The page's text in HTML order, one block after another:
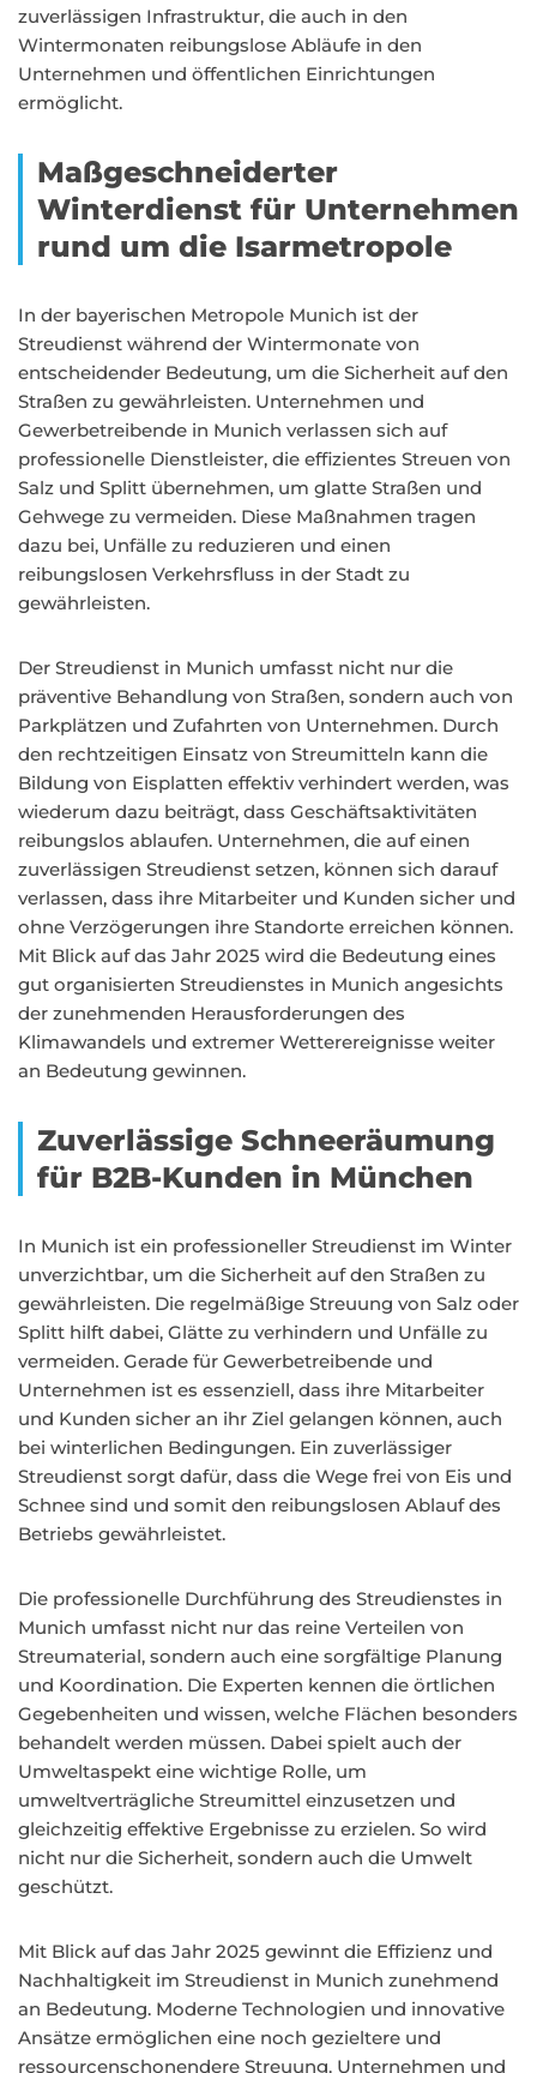
zuverlässigen Infrastruktur, die auch in den
Wintermonaten reibungslose Abläufe in den
Unternehmen und öffentlichen Einrichtungen
ermöglicht.
Maßgeschneiderter
Winterdienst für Unternehmen
rund um die Isarmetropole
In der bayerischen Metropole Munich ist der
Streudienst während der Wintermonate von
entscheidender Bedeutung, um die Sicherheit auf den
Straßen zu gewährleisten. Unternehmen und
Gewerbetreibende in Munich verlassen sich auf
professionelle Dienstleister, die effizientes Streuen von
Salz und Splitt übernehmen, um glatte Straßen und
Gehwege zu vermeiden. Diese Maßnahmen tragen
dazu bei, Unfälle zu reduzieren und einen
reibungslosen Verkehrsfluss in der Stadt zu
gewährleisten.
Der Streudienst in Munich umfasst nicht nur die
präventive Behandlung von Straßen, sondern auch von
Parkplätzen und Zufahrten von Unternehmen. Durch
den rechtzeitigen Einsatz von Streumitteln kann die
Bildung von Eisplatten effektiv verhindert werden, was
wiederum dazu beiträgt, dass Geschäftsaktivitäten
reibungslos ablaufen. Unternehmen, die auf einen
zuverlässigen Streudienst setzen, können sich darauf
verlassen, dass ihre Mitarbeiter und Kunden sicher und
ohne Verzögerungen ihre Standorte erreichen können.
Mit Blick auf das Jahr 2025 wird die Bedeutung eines
gut organisierten Streudienstes in Munich angesichts
der zunehmenden Herausforderungen des
Klimawandels und extremer Wetterereignisse weiter
an Bedeutung gewinnen.
Zuverlässige Schneeräumung
für B2B-Kunden in München
In Munich ist ein professioneller Streudienst im Winter
unverzichtbar, um die Sicherheit auf den Straßen zu
gewährleisten. Die regelmäßige Streuung von Salz oder
Splitt hilft dabei, Glätte zu verhindern und Unfälle zu
vermeiden. Gerade für Gewerbetreibende und
Unternehmen ist es essenziell, dass ihre Mitarbeiter
und Kunden sicher an ihr Ziel gelangen können, auch
bei winterlichen Bedingungen. Ein zuverlässiger
Streudienst sorgt dafür, dass die Wege frei von Eis und
Schnee sind und somit den reibungslosen Ablauf des
Betriebs gewährleistet.
Die professionelle Durchführung des Streudienstes in
Munich umfasst nicht nur das reine Verteilen von
Streumaterial, sondern auch eine sorgfältige Planung
und Koordination. Die Experten kennen die örtlichen
Gegebenheiten und wissen, welche Flächen besonders
behandelt werden müssen. Dabei spielt auch der
Umweltaspekt eine wichtige Rolle, um
umweltverträgliche Streumittel einzusetzen und
gleichzeitig effektive Ergebnisse zu erzielen. So wird
nicht nur die Sicherheit, sondern auch die Umwelt
geschützt.
Mit Blick auf das Jahr 2025 gewinnt die Effizienz und
Nachhaltigkeit im Streudienst in Munich zunehmend
an Bedeutung. Moderne Technologien und innovative
Ansätze ermöglichen eine noch gezieltere und
ressourcenschonendere Streuung. Unternehmen und